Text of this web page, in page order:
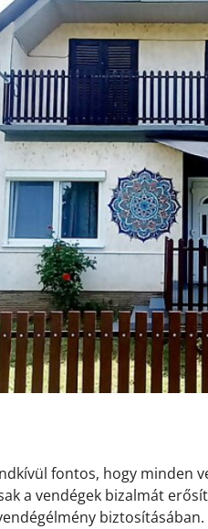
fontos, hogy minden
a vendégek bizalmát
biztosításában.